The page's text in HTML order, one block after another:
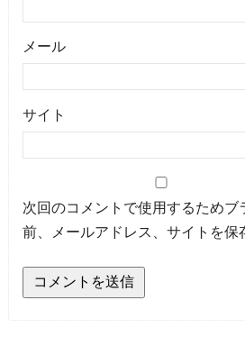
メール
サイト
次回のコメントで使用するためブ
前、メールアドレス、サイトを保